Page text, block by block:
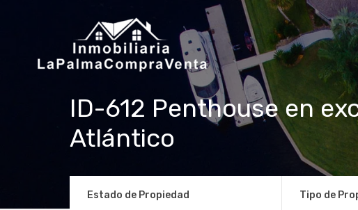
ID-612 Penthouse en
Atlántico
Estado de Propiedad Tipo de